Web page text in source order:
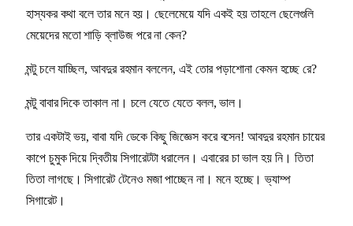
হাস্যকর কথা বলে তার মনে হয়। ছেলেমেয়ে যদি একই হয় তাহলে ছেলেগুলি
মেয়েদের মতো শাড়ি ব্লাউজ পরে না কেন?
মন্টু চলে যাচ্ছিল, আবদুর রহমান বললেন, এই তোর পড়াশোনা কেমন হচ্ছে রে?
মন্টু বাবার দিকে তাকাল না। চলে যেতে যেতে বলল, ভাল।
তার একটাই ভয়, বাবা যদি ডেকে কিছু জিজ্ঞেস করে বসেন! আবদুর রহমান চায়ের
কাপে চুমুক দিয়ে দ্বিতীয় সিগারেটটা ধরালেন। এবারের চা ভাল হয় নি। তিতা
তিতা লাগছে। সিগারেট টেনেও মজা পাচ্ছেন না। মনে হচ্ছে। ভ্যাম্প
সিগারেট।